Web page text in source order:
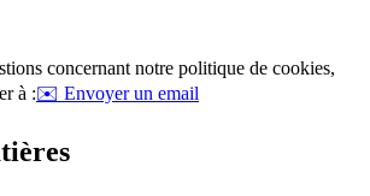
concernant notre politique de cookies,
à :✉️ Envoyer un email